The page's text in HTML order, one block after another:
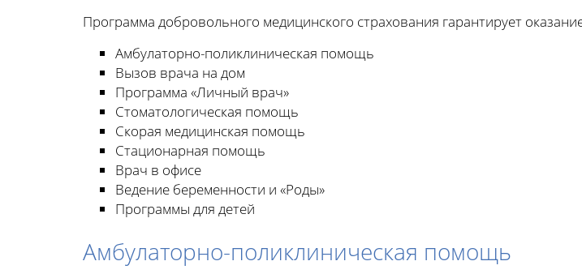
Программа добровольного медицинского страхования гарантирует
Амбулаторно-поликлиническая помощь
Вызов врача на дом
Программа «Личный врач»
Стоматологическая помощь
Скорая медицинская помощь
Стационарная помощь
Врач в офисе
Ведение беременности и «Роды»
Программы для детей
Амбулаторно-поликлиническая помощь